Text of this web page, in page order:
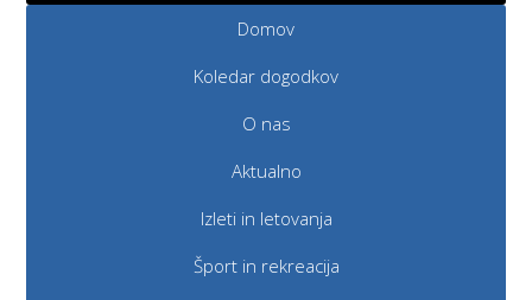
Domov
Koledar dogodkov
O nas
Aktualno
Izleti in letovanja
Šport in rekreacija